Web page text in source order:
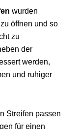
wurden
zu öffnen und so
zu
der
werden,
und ruhiger
Streifen passen
für einen